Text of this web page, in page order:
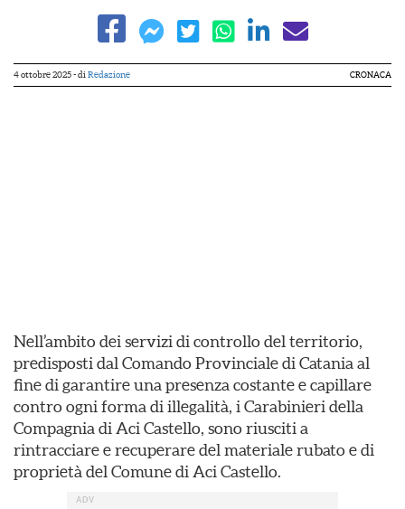
4 ottobre 2025- di Redazione CRONACA
Nell’ambito dei servizi di controllo del territorio,
predisposti dal Comando Provinciale di Catania al
fine di garantire una presenza costante e capillare
contro ogni forma di illegalità, i Carabinieri della
Compagnia di Aci Castello, sono riusciti a
rintracciare e recuperare del materiale rubato e di
proprietà del Comune di Aci Castello.